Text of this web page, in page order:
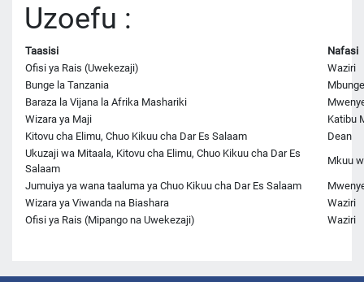
Uzoefu :
Taasisi
Nafasi
Ofisi ya Rais (Uwekezaji)
Waziri
Bunge la Tanzania
Mbunge
Baraza la Vijana la Afrika Mashariki
Wizara ya Maji
Katibu
Kitovu cha Elimu, Chuo Kikuu cha Dar Es Salaam
Dean
Ukuzaji wa Mitaala, Kitovu cha Elimu, Chuo Kikuu cha Dar Es
Salaam
Mkuu
Jumuiya ya wana taaluma ya Chuo Kikuu cha Dar Es Salaam
Wizara ya Viwanda na Biashara
Waziri
Ofisi ya Rais (Mipango na Uwekezaji)
Waziri